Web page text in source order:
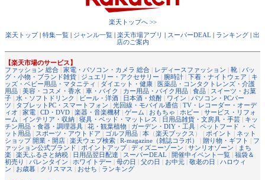
楽天トップへ >>
楽天トップ| 特集一覧 | ジャンル一覧 | 楽天市場アプリ | スーパーDEAL | ランキング | 出
店のご案内
【楽天市場のサービス】
ファッション 総合 | 家電・パソコン・カメラ 総合 | レディースファッション | 靴 | バッ
グ・小物・ブランド雑貨 | ジュエリー・アクセサリー | 腕時計 | 下着・ナイトウェア | キ
ッズ・ベビー用品・マタニティ | ダイエット・健康 | 医薬品・コンタクトレンズ・介護
用品 | 美容・コスメ・香水 | 車・バイク | カー用品・バイク用品 | 食品 | スイーツ・お菓
子 | 水・ソフトドリンク | ビール・洋酒 | 日本酒・焼酎 | ワイン | パソコン・PCパー
ツ | タブレットPC・スマートフォン | 光回線・モバイル通信 | TV・レコーダー・オーデ
ィオ | 家電 | CD・DVD | 楽器・音楽機材 | ゲーム | おもちゃ | ホビー | サービス・リフォ
ーム | インテリア・収納 | 寝具・ベッド・マットレス | 日用品雑貨・文房具・手芸 | キッ
チン用品・食器・調理器具 | 花・観葉植物 | ガーデン・DIY・工具 | ペットフード ・ ペ
ット用品 | スポーツ・アウトドア | ゴルフ用品 | 本 （楽天ブックス ） | ポイント | ネット
ショップ 開業・開店 | 楽天ウェブ検索 | R-magazine（雑誌コラボ） | 贈り物・ギフト | フ
ァッション公式ブランド | ポイントアップ| ディズニーゾーン | サンリオゾーン | まち
楽 | 楽天ふるさと納税 | 日用品翌日配達 | スーパーDEAL | 開催中イベント一覧 | 福袋＆
初売り | バレンタイン | ホワイトデー | 母の日 | 父の日 | お中元 | 敬老の日 | ハロウィ
ン | お歳暮 | クリスマス | おせち | ランキング